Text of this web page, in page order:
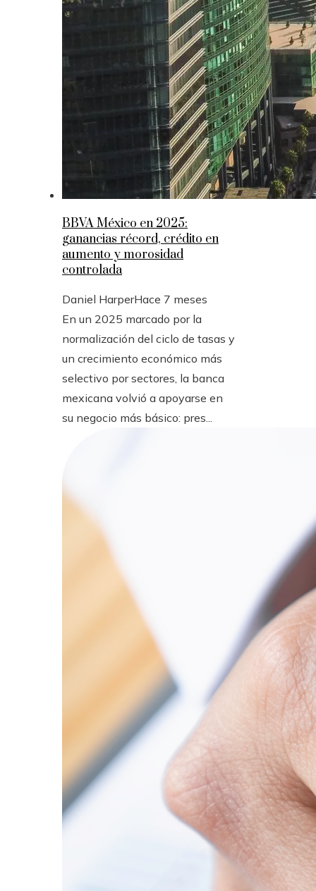
BBVA México en 2025:
ganancias récord, crédito en
aumento y morosidad
controlada
Daniel HarperHace 7 meses
En un 2025 marcado por la
normalización del ciclo de tasas y
un crecimiento económico más
selectivo por sectores, la banca
mexicana volvió a apoyarse en
su negocio más básico: pres...